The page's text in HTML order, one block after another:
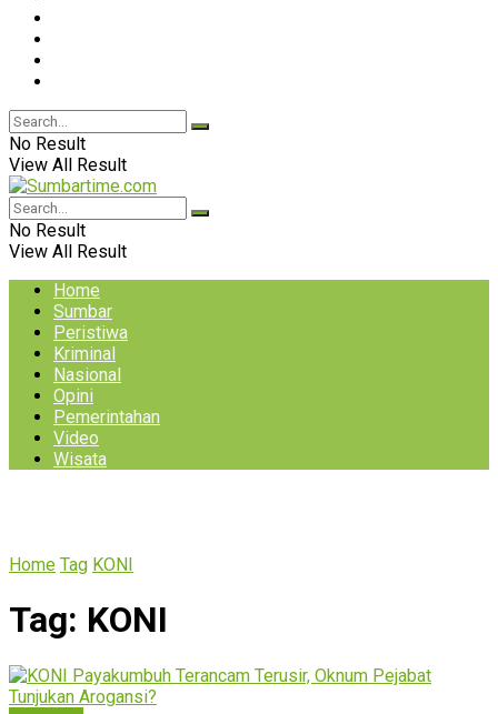
No Result
View All Result
No Result
View All Result
Home
Sumbar
Peristiwa
Kriminal
Nasional
Opini
Pemerintahan
Video
Wisata
Home Tag KONI
Tag: KONI